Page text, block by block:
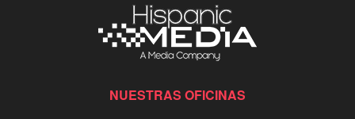
NUESTRAS OFICINAS